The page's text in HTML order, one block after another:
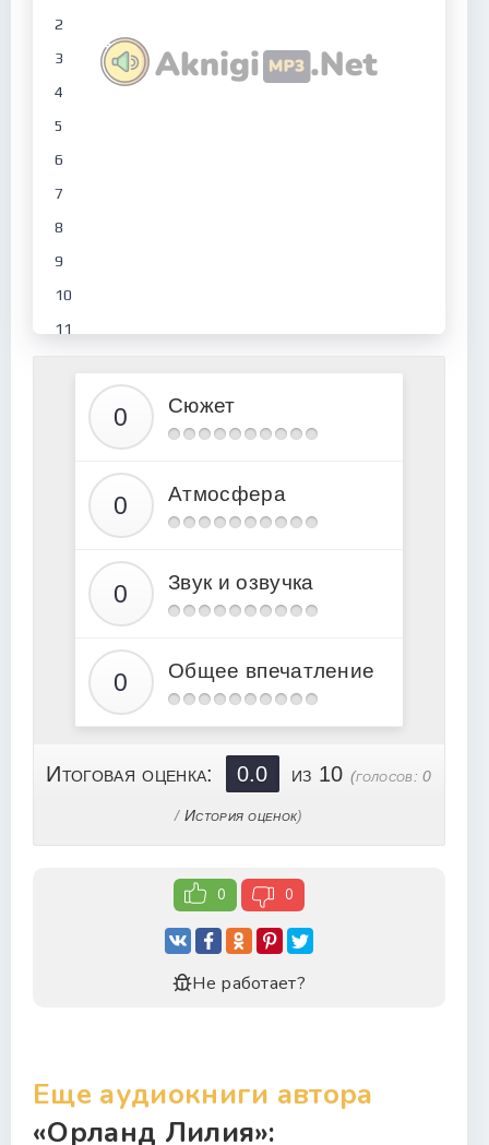
2
3
4
5
6
7
8
9
10
11
Сюжет
Атмосфера
Звук и озвучка
Общее впечатление
Итоговая оценка: 0.0 из 10(голосов:0
/ История оценок)
0 0
Не работает?
Еще аудиокниги автора
«Орланд Лилия»: